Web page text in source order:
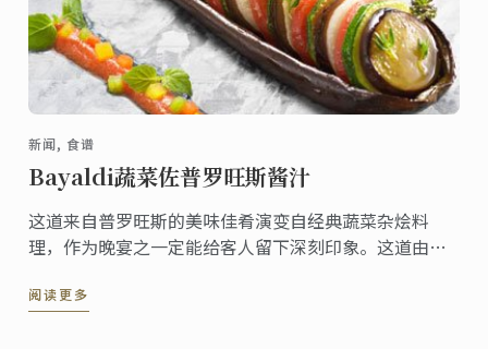
新闻, 食谱
Bayaldi蔬菜佐普罗旺斯酱汁
这道来自普罗旺斯的美味佳肴演变自经典蔬菜杂烩料
理，作为晚宴之一定能给客人留下深刻印象。这道由蓝
为大型宴会的配菜。
阅读更多